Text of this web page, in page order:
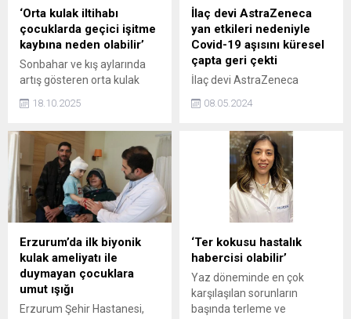
nasıl tüketilir?
‘Orta kulak iltihabı
çocuklarda geçici işitme
kaybına neden olabilir’
Sonbahar ve kış aylarında
artış gösteren orta kulak
geçici işitme kaybına yol
Burun Boğaz Hastalıkları
Uzmanı Prof. Dr. Ömer Faruk
Çalım, hastalığın nedenlerini,
risk faktörlerini ve korunma
yollarını anlattı.
18.10.2025
İlaç devi AstraZeneca
yan etkileri nedeniyle
Covid-19 aşısını küresel
çapta geri çekti
İlaç devi AstraZeneca
geliştirdiği aşıyı dünya
şirketin aşının tehlikeli yan
etkilere neden olabileceğini
ilk kez fark etmesinden
aylar sonra geldi.
08.05.2024
Erzurum’da ilk biyonik
kulak ameliyatı ile
duymayan çocuklara
umut ışığı
Erzurum Şehir Hastanesi,
‘Ter kokusu hastalık
habercisi olabilir’
Yaz döneminde en çok
karşılaşılan sorunların
başında terleme ve